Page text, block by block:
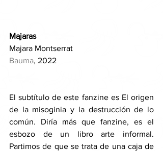
Majaras
Majara Montserrat
Bauma, 2022
El subtítulo de este fanzine es El origen
de la misoginia y la destrucción de lo
común. Diría más que fanzine, es el
esbozo de un libro arte informal.
Partimos de que se trata de una caja de